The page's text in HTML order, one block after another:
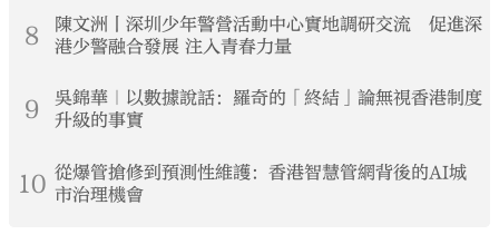
8
陳文洲丨深圳少年警營活動中心實地調研交流 促進深
港少警融合發展 注入青春力量
9
吳錦華｜以數據說話：羅奇的「終結」論無視香港制度
升級的事實
10 從爆管搶修到預測性維護：香港智慧管網背後的AI城
市治理機會